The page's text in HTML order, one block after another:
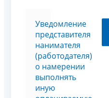
Уведомление
представителя
нанимателя
(работодателя)
о намерении
выполнять
иную